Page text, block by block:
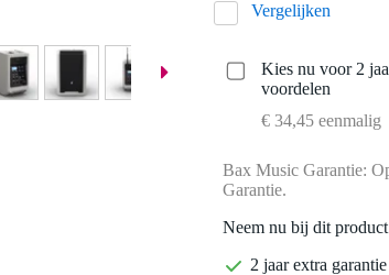
Vergelijken
Kies nu voor 2
voordelen
€ 34,45 eenmalig
Bax Music Garantie:
Garantie.
Neem nu bij dit
2 jaar extra